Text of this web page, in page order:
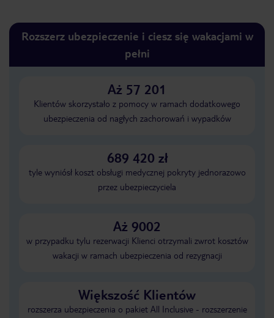
Rozszerz ubezpieczenie i ciesz się wakacjami w
pełni
Aż 57 201
Klientów skorzystało z pomocy w ramach dodatkowego
ubezpieczenia od nagłych zachorowań i wypadków
689 420 zł
tyle wyniósł koszt obsługi medycznej pokryty jednorazowo
przez ubezpieczyciela
Aż 9002
w przypadku tylu rezerwacji Klienci otrzymali zwrot kosztów
wakacji w ramach ubezpieczenia od rezygnacji
Większość Klientów
rozszerza ubezpieczenia o pakiet All Inclusive - rozszerzenie